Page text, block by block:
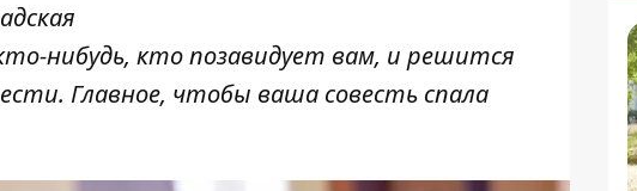
нибудь, кто позавидует вам, и решится
Главное, чтобы ваша совесть спала